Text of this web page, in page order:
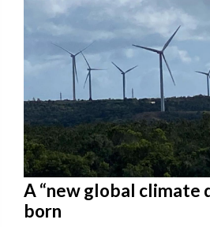
A “new global climate
born